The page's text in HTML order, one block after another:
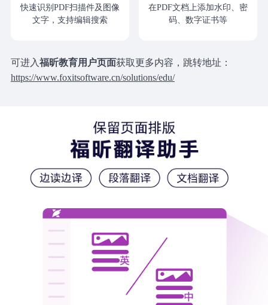
快速识别PDF扫描件及图像
文字，支持编辑搜索
在PDF文档上添加水印、密
码、数字证书等
可进入福昕教育用户页面获取更多内容，跳转地址：
https://www.foxitsoftware.cn/solutions/edu/